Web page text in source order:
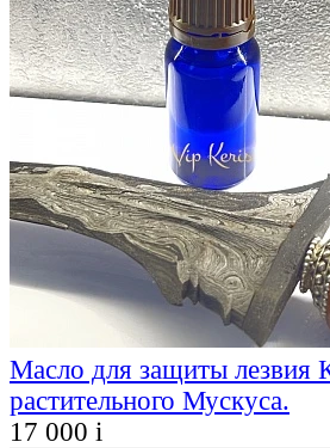
Масло для защиты лезвия
растительного Мускуса.
17 000 i